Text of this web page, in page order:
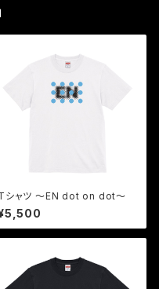
シャツ 〜EN dot on dot〜